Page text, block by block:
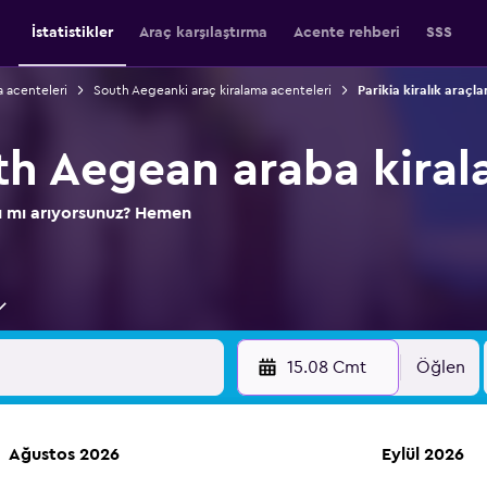
İstatistikler Araç karşılaştırma Acente rehberi SSS
acenteleri South Aegeanki araç kiralama acenteleri Parikia kiralık
Aegean araba
arıyorsunuz? Hemen
15.08 Cmt Öğlen
Ağustos 2026 Eylül 2026